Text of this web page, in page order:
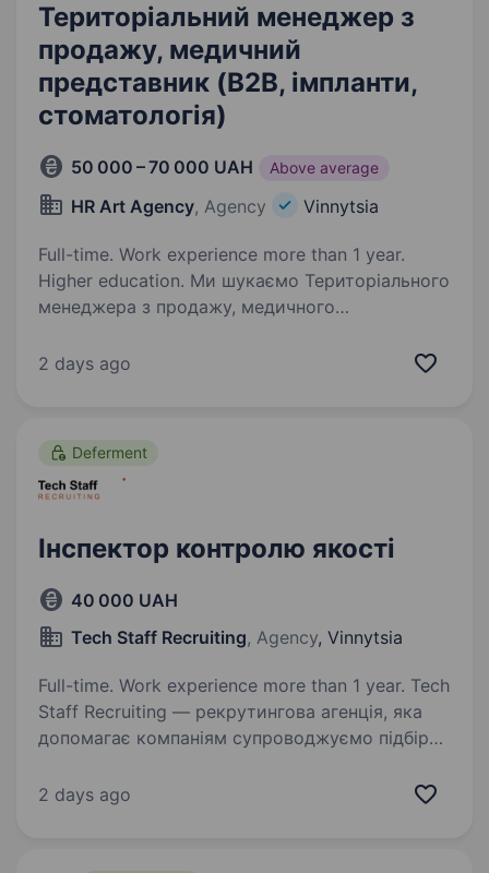
Територіальний менеджер з
продажу, медичний
представник (B2B, імпланти,
стоматологія)
50 000 – 70 000 UAH Above average
HR Art Agency, Agency Vinnytsia
Full-time. Work experience more than 1 year.
Higher education. Ми шукаємо Територіального
менеджера з продажу, медичного
для нашого клієнта — провідної компанії
2 days ago
Deferment
Інспектор контролю якості
40 000 UAH
Tech Staff Recruiting, Agency, Vinnytsia
Full-time. Work experience more than 1 year. Tech
Staff Recruiting — рекрутингова агенція, яка
допомагає компаніям супроводжуємо підбір
фінальних етапів найму, дотримуючись
2 days ago